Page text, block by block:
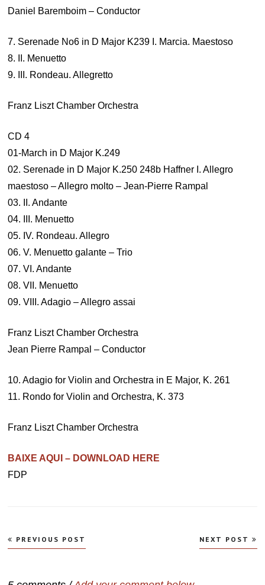
Daniel Baremboim – Conductor
7. Serenade No6 in D Major K239 I. Marcia. Maestoso
8. II. Menuetto
9. III. Rondeau. Allegretto
Franz Liszt Chamber Orchestra
CD 4
01-March in D Major K.249
02. Serenade in D Major K.250 248b Haffner I. Allegro
maestoso – Allegro molto – Jean-Pierre Rampal
03. II. Andante
04. III. Menuetto
05. IV. Rondeau. Allegro
06. V. Menuetto galante – Trio
07. VI. Andante
08. VII. Menuetto
09. VIII. Adagio – Allegro assai
Franz Liszt Chamber Orchestra
Jean Pierre Rampal – Conductor
10. Adagio for Violin and Orchestra in E Major, K. 261
11. Rondo for Violin and Orchestra, K. 373
Franz Liszt Chamber Orchestra
BAIXE AQUI – DOWNLOAD HERE
FDP
Navegação
de
PREVIOUS POST NEXT POST